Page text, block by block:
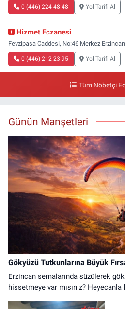
0 (446) 224 48 48 Yol Tarifi Al
Hizmet Eczanesi
Fevzipaşa Caddesi, No:46 Merkez Erzincan
0 (446) 212 23 95 Yol Tarifi Al
Tüm Nöbetçi
Günün Manşetleri
Gökyüzü Tutkunlarına Büyük
Erzincan semalarında süzülerek
hissetmeye var mısınız?